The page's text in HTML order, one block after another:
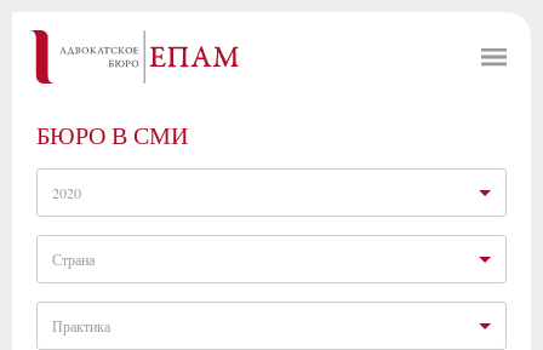
БЮРО В СМИ
2020
Страна
Практика